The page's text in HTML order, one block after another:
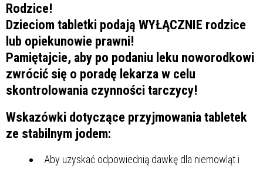
Rodzice!
Dzieciom tabletki podają WYŁĄCZNIE rodzice
lub opiekunowie prawni!
Pamiętajcie, aby po podaniu leku noworodkowi
zwrócić się o poradę lekarza w celu
skontrolowania czynności tarczycy!
Wskazówki dotyczące przyjmowania tabletek
ze stabilnym jodem:
Aby uzyskać odpowiednią dawkę dla niemowląt i